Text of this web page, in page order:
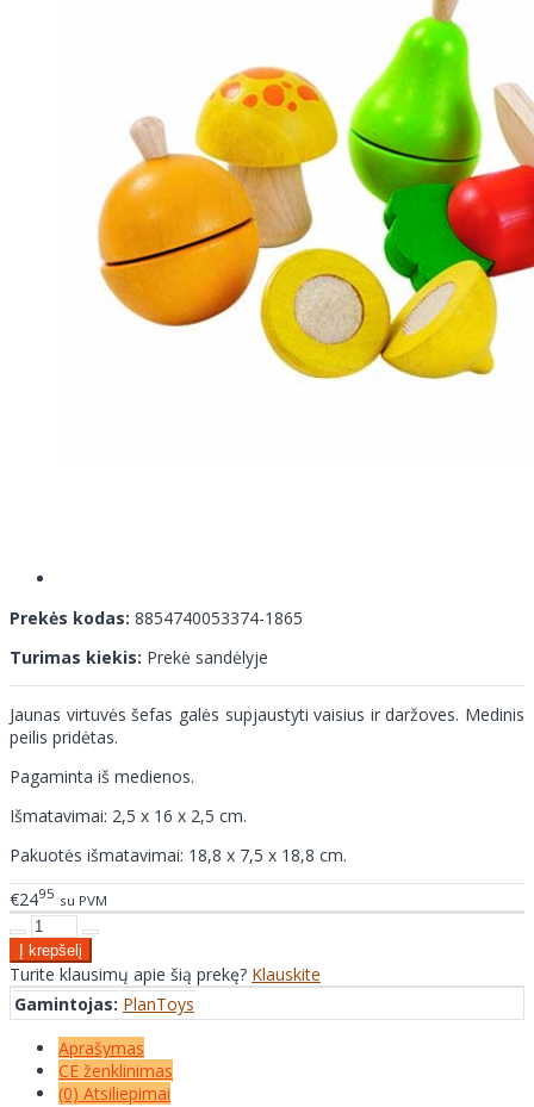
Prekės kodas: 8854740053374-1865
Turimas kiekis: Prekė sandėlyje
Jaunas virtuvės šefas galės supjaustyti vaisius ir daržoves. Medinis
peilis pridėtas.
Pagaminta iš medienos.
Išmatavimai: 2,5 x 16 x 2,5 cm.
Pakuotės išmatavimai: 18,8 x 7,5 x 18,8 cm.
€2495 su PVM
Turite klausimų apie šią prekę? Klauskite
Gamintojas: PlanToys
Aprašymas
CE ženklinimas
(0) Atsiliepimai